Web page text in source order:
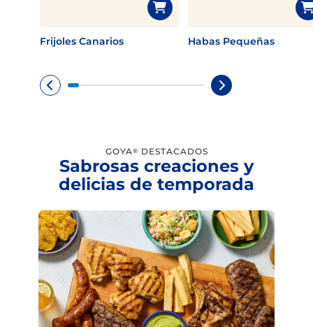
Frijoles Canarios Habas Pequeñas
GOYA® DESTACADOS
Sabrosas creaciones y
delicias de temporada